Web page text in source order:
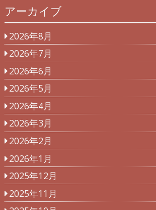
アーカイブ
2026年8月
2026年7月
2026年6月
2026年5月
2026年4月
2026年3月
2026年2月
2026年1月
2025年12月
2025年11月